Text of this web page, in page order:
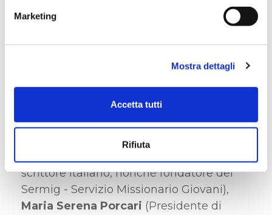
Marketing
Mostra dettagli
Accetta tutti
Rifiuta
(Direttore Generale Reale
Group),
(da poco ex
Presidente ITAS Mutua) eAlessandro
Direttore Generale ITAS Mutua), fanno
parte del Comitato ScientificoMario
(Full Professor del Politecnico
di Milano, School of Management),
Gianluca Salvatori(Segretario Generale
scrittore italiano, nonché fondatore del
Sermig - Servizio Missionario Giovani),
Maria Serena Porcari (Presidente di